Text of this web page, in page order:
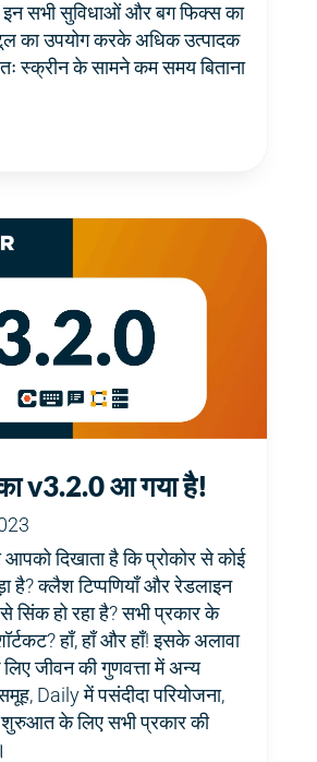
इन सभी सुविधाओं और बग फिक्स का
का उपयोग करके अधिक उत्पादक
स्क्रीन के सामने कम समय बिताना
v3.2.0 आ गया है!
दिखाता है कि प्रोकोर से कोई
है? क्लैश टिप्पणियाँ और रेडलाइन
सिंक हो रहा है? सभी प्रकार के
हाँ, हाँ और हाँ! इसके अलावा
जीवन की गुणवत्ता में अन्य
Daily में पसंदीदा परियोजना,
के लिए सभी प्रकार की